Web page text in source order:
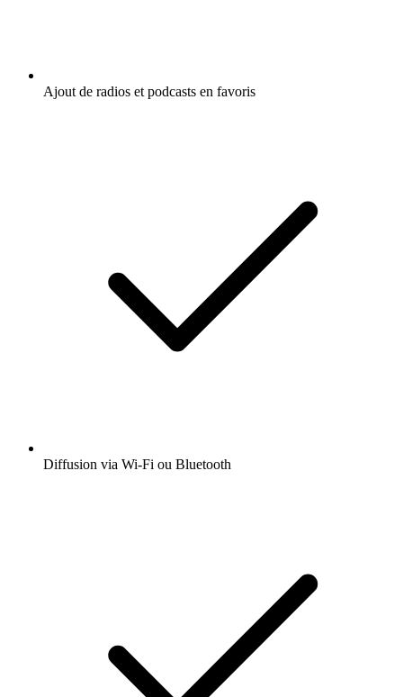
Ajout de radios et podcasts en favoris
Diffusion via Wi-Fi ou Bluetooth